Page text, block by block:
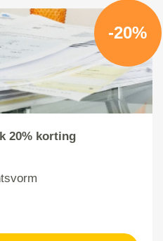
-20%
20% korting